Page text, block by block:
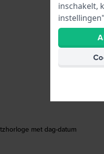
met dag-datum
inschakelt,